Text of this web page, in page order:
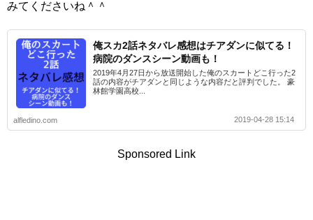
みてくださいね＾＾
俺スカ2話ネタバレ感想はチアダンに似てる！
病院のダンスシーン動画も！
2019年4月27日から放送開始した俺のスカートどこ行った2
話の内容がチアダンと同じような内容だと評判でした。 豪
林館学園高校...
alfledino.com 2019-04-28 15:14
Sponsored Link